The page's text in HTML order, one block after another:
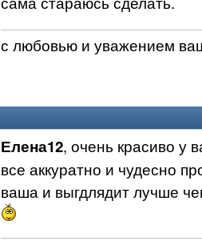
с любовью и уважением
Елена12, очень красиво у
все аккуратно и чудесно
ваша и выгдлядит лучше